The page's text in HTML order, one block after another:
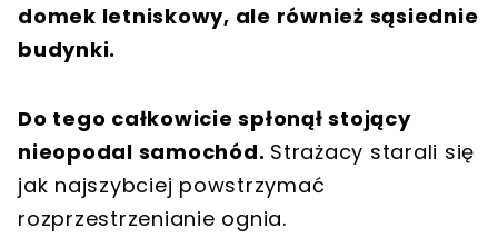
domek letniskowy, ale również sąsiednie
budynki.
Do tego całkowicie spłonął stojący
nieopodal samochód. Strażacy starali się
jak najszybciej powstrzymać
rozprzestrzenianie ognia.